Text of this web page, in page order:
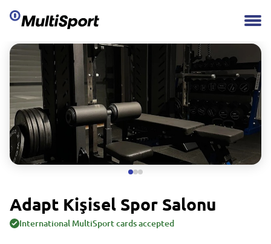
Adapt Kişisel Spor Salonu
International MultiSport cards accepted